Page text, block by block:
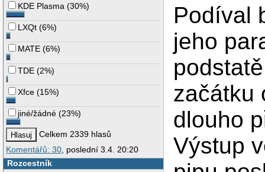
KDE Plasma (30%)
LXQt (6%)
MATE (6%)
TDE (2%)
Xfce (15%)
jiné/žádné (23%)
Celkem 2339 hlasů
Komentářů: 30 , poslední 3.4. 20:20
Rozcestník
Podíval
jeho
začátku
dlouho
Výstup